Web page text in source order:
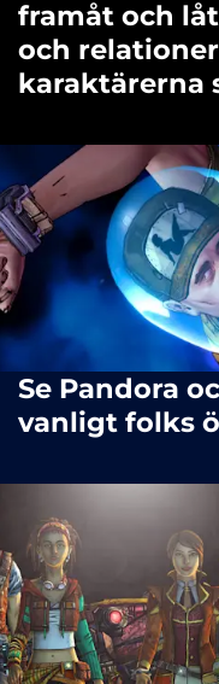
framåt och
och
karaktärerna
Se Pandora
vanligt folks